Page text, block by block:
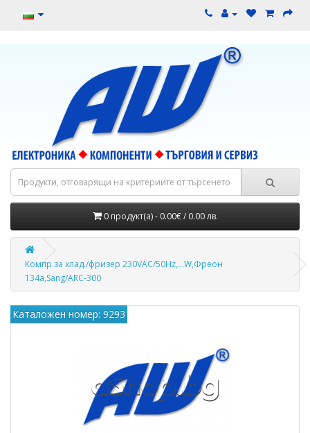
0 продукт(а) - 0.00€ / 0.00 лв.
Компр.за хлад./фризер 230VAC/50Hz,...W,Фреон
134а,Sang/ARC-300
Каталожен номер: 9293